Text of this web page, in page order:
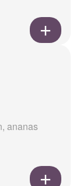
ananas